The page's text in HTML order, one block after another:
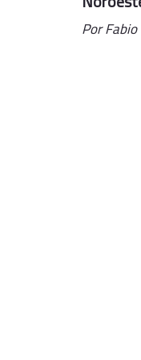
Por